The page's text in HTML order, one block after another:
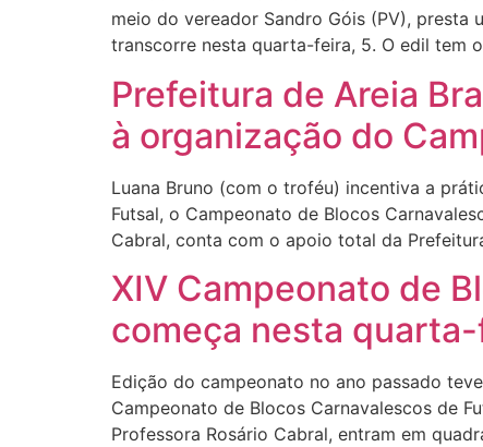
meio do vereador Sandro Góis (PV), presta
transcorre nesta quarta-feira, 5. O edil tem
Prefeitura de Areia
à organização do
Luana Bruno (com o troféu) incentiva a
Futsal, o Campeonato de Blocos
Cabral, conta com o apoio total da
XIV Campeonato de
começa nesta
Edição do campeonato no ano passado
Campeonato de Blocos Carnavalescos de
Professora Rosário Cabral, entram em